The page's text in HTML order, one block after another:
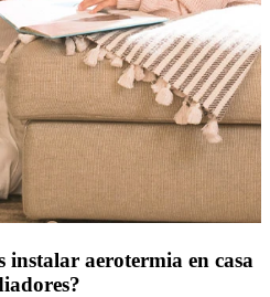
instalar aerotermia en casa